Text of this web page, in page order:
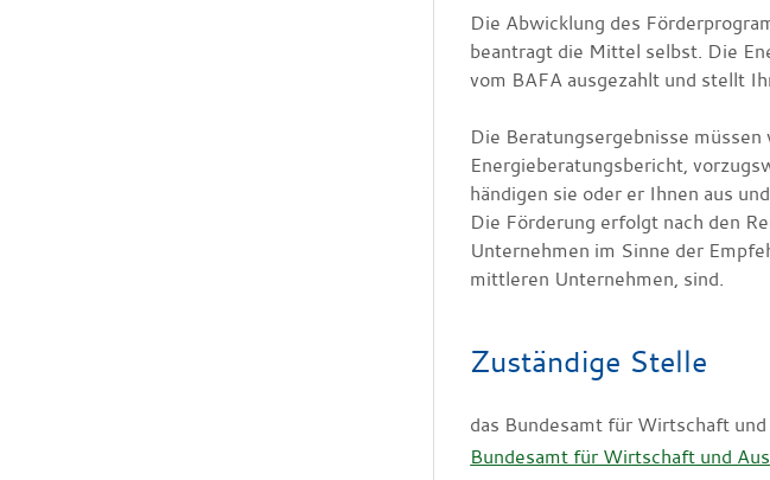
Die Abwicklung des
beantragt die Mittel selbst. Die
vom BAFA ausgezahlt und stellt
Die Beratungsergebnisse
Energieberatungsbericht,
händigen sie oder er Ihnen aus
Die Förderung erfolgt nach den
Unternehmen im Sinne der
mittleren Unternehmen, sind.
Zuständige Stelle
das Bundesamt für Wirtschaft
Bundesamt für Wirtschaft und